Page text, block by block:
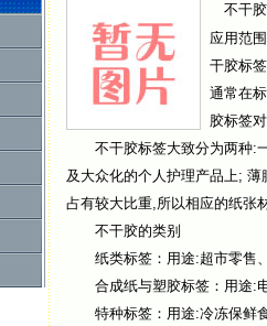
不干胶
应用范
干胶标
通常在
胶标签
不干胶标签大致分为两种:一
及大众化的个人护理产品上;
占有较大比重,所以相应的纸张
不干胶的类别
纸类标签：用途:超市零售、
合成纸与塑胶标签：用途:电
特种标签：用途:冷冻保鲜食